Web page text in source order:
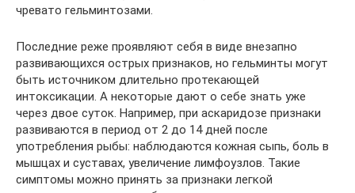
чревато гельминтозами.
Последние реже проявляют себя в виде внезапно
развивающихся острых признаков, но гельминты могут
быть источником длительно протекающей
интоксикации. А некоторые дают о себе знать уже
через двое суток. Например, при аскаридозе признаки
развиваются в период от 2 до 14 дней после
употребления рыбы: наблюдаются кожная сыпь, боль в
мышцах и суставах, увеличение лимфоузлов. Такие
симптомы можно принять за признаки легкой